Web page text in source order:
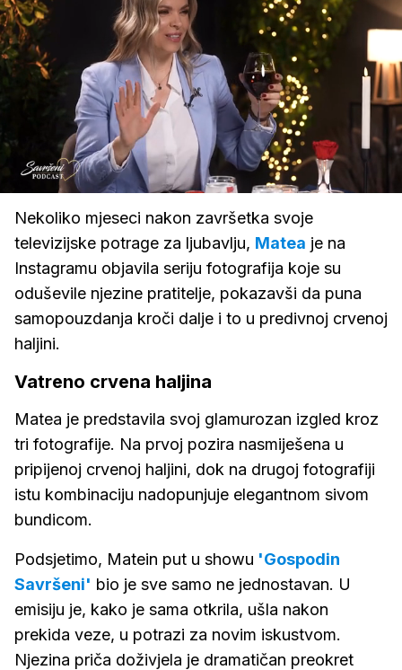
Upali
zvuk
/
2.18%
Nekoliko mjeseci nakon završetka svoje
televizijske potrage za ljubavlju, Matea je na
Instagramu objavila seriju fotografija koje su
oduševile njezine pratitelje, pokazavši da puna
samopouzdanja kroči dalje i to u predivnoj crvenoj
haljini.
Vatreno crvena haljina
Matea je predstavila svoj glamurozan izgled kroz
tri fotografije. Na prvoj pozira nasmiješena u
pripijenoj crvenoj haljini, dok na drugoj fotografiji
istu kombinaciju nadopunjuje elegantnom sivom
bundicom.
Podsjetimo, Matein put u showu 'Gospodin
Savršeni' bio je sve samo ne jednostavan. U
emisiju je, kako je sama otkrila, ušla nakon
prekida veze, u potrazi za novim iskustvom.
Njezina priča doživjela je dramatičan preokret